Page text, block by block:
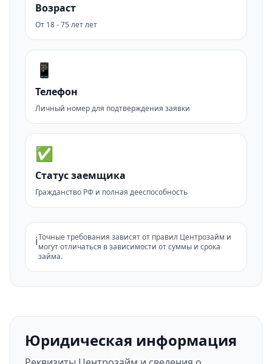
Возраст
От 18 - 75 лет лет
📱
Телефон
Личный номер для подтверждения заявки
✅
Статус заемщика
Гражданство РФ и полная дееспособность
ℹ️Точные требования зависят от правил Центрозайм и
могут отличаться в зависимости от суммы и срока
займа.
Юридическая информация